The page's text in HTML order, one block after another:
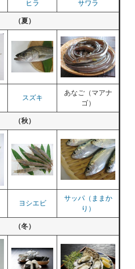
ヒラ サワラ
（夏）
スズキ
あなご（マアナ
ゴ）
（秋）
ヨシエビ
サッパ（ままか
り）
（冬）